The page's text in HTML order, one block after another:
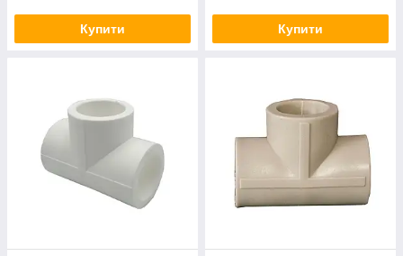
Купити Купити